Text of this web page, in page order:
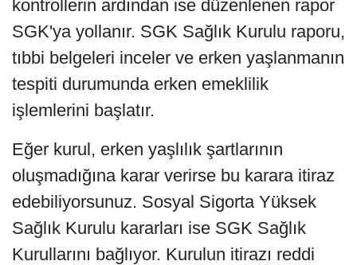
kontrollerin ardından ise düzenlenen rapor
SGK'ya yollanır. SGK Sağlık Kurulu raporu,
tıbbi belgeleri inceler ve erken yaşlanmanın
tespiti durumunda erken emeklilik
işlemlerini başlatır.
Eğer kurul, erken yaşlılık şartlarının
oluşmadığına karar verirse bu karara itiraz
edebiliyorsunuz. Sosyal Sigorta Yüksek
Sağlık Kurulu kararları ise SGK Sağlık
Kurullarını bağlıyor. Kurulun itirazı reddi